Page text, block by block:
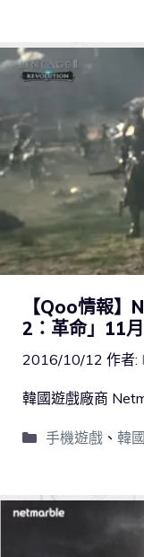
【Qoo情報
2：革命」11
2016/10/12 作者:
韓國遊戲廠商
手機遊戲、 韓